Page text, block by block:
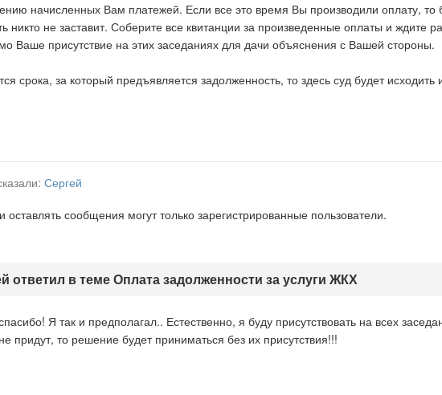
начисленных Вам платежей. Если все это время Вы производили оплату, то
никто не заставит. Соберите все квитанции за произведенные оплаты и ждите
Ваше присутствие на этих заседаниях для дачи объяснения с Вашей стороны.
срока, за который предъявляется задолженность, то здесь суд будет исходить
Сергей
оставлять сообщения могут только зарегистрированные пользователи.
ответил в теме Оплата задолженности за услуги ЖКХ
Я так и предполагал.. Естественно, я буду присутствовать на всех
придут, то решение будет приниматься без их присутствия!!!